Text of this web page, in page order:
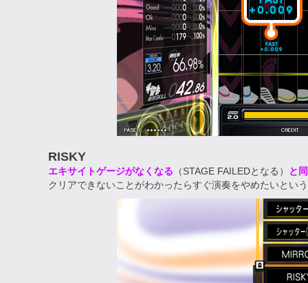
RISKY
エキサイトゲージがなくなる （STAGE FAILEDとなる）
と
クリアできないことがわかったらすぐ演奏をやめたいとい